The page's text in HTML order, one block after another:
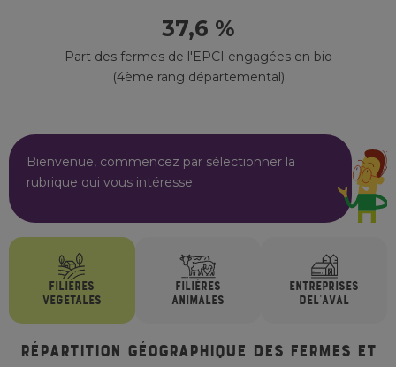
37,6 %
Part des fermes de l'EPCI engagées en bio
(4ème rang départemental)
Bienvenue, commencez par sélectionner la
rubrique qui vous intéresse
FILIÈRES
VÉGÉTALES
FILIÈRES
ANIMALES
ENTREPRISES
DEL'AVAL
Répartition géographique des fermes et